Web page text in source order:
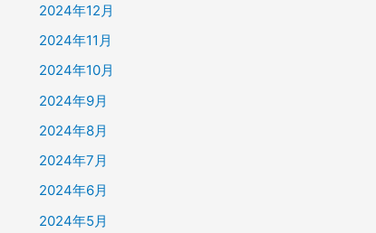
2024年12月
2024年11月
2024年10月
2024年9月
2024年8月
2024年7月
2024年6月
2024年5月